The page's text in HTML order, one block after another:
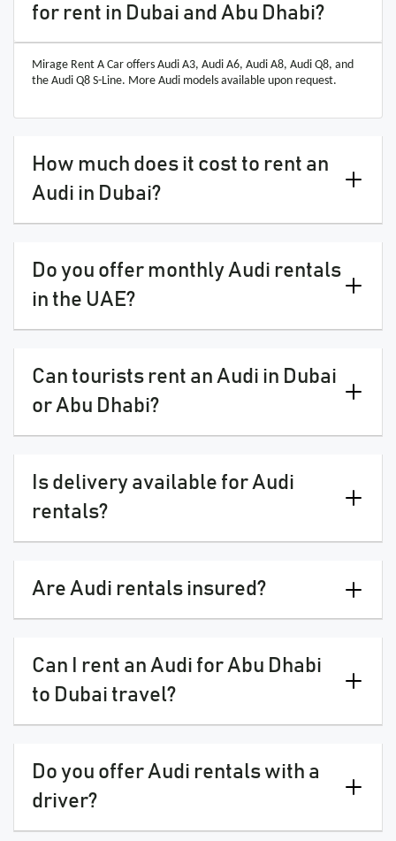
for rent in Dubai and Abu Dhabi?
Mirage Rent A Car offers Audi A3, Audi A6, Audi A8, Audi Q8, and
the Audi Q8 S-Line. More Audi models available upon request.
How much does it cost to rent an
Audi in Dubai?
Do you offer monthly Audi rentals
in the UAE?
Can tourists rent an Audi in Dubai
or Abu Dhabi?
Is delivery available for Audi
rentals?
Are Audi rentals insured?
Can I rent an Audi for Abu Dhabi
to Dubai travel?
Do you offer Audi rentals with a
driver?